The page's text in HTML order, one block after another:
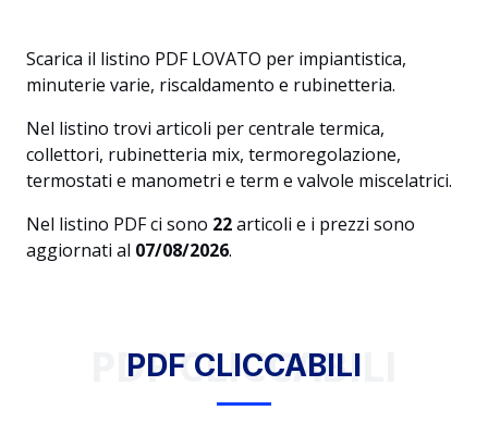
Scarica il listino PDF LOVATO per impiantistica,
minuterie varie, riscaldamento e rubinetteria.
Nel listino trovi articoli per centrale termica,
collettori, rubinetteria mix, termoregolazione,
termostati e manometri e term e valvole miscelatrici.
Nel listino PDF ci sono 22articoli e i prezzi sono
aggiornati al 07/08/2026.
PDF CLICCABILI
PDF CLICCABILI